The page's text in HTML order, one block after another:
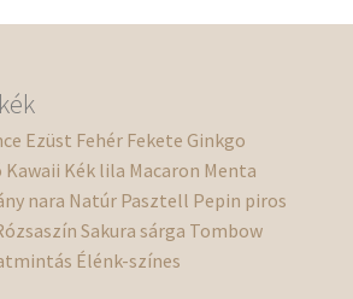
Ezüst Fehér Fekete Ginkgo
Kawaii Kék lila Macaron Menta
nara Natúr Pasztell Pepin piros
Sakura sárga Tombow
Élénk-színes